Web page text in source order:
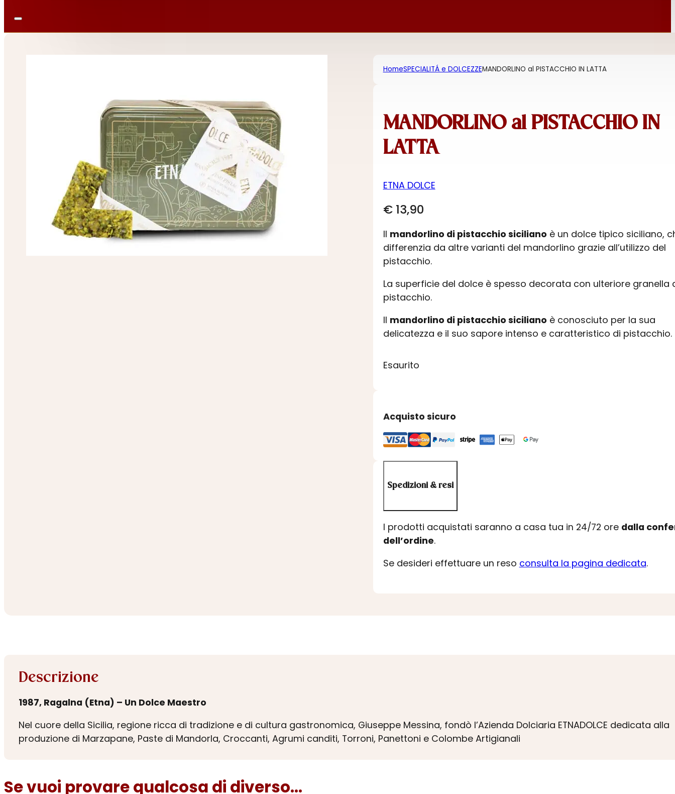
HomeSPECIALITÁ e DOLCEZZEMANDORLINO al PISTACCHIO IN LATTA
MANDORLINO al PISTACCHIO IN
LATTA
ETNA DOLCE
€13,90
Il mandorlino di pistacchio siciliano è un dolce tipico siciliano,
differenzia da altre varianti del mandorlino grazie all’utilizzo del
pistacchio.
La superficie del dolce è spesso decorata con ulteriore granella
pistacchio.
Il mandorlino di pistacchio siciliano è conosciuto per la sua
delicatezza e il suo sapore intenso e caratteristico di pistacchio.
Esaurito
Acquisto sicuro
Spedizioni & resi
I prodotti acquistati saranno a casa tua in 24/72 ore dalla
dell’ordine.
Se desideri effettuare un reso consulta la pagina dedicata.
Descrizione
1987, Ragalna (Etna) – Un Dolce Maestro
Nel cuore della Sicilia, regione ricca di tradizione e di cultura gastronomica, Giuseppe Messina, fondò l’Azienda Dolciaria ETNADOLCE dedicata alla
produzione di Marzapane, Paste di Mandorla, Croccanti, Agrumi canditi, Torroni, Panettoni e Colombe Artigianali
Se vuoi provare qualcosa di diverso...